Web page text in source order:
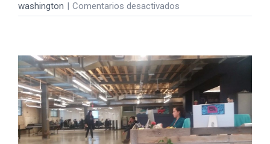
washington | Comentarios desactivados
Hablar